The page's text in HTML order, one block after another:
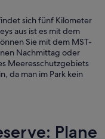
sich fünf Kilometer
aus ist es mit dem
Sie mit dem MST-
Nachmittag oder
Meeresschutzgebiets
da man im Park kein
Plane